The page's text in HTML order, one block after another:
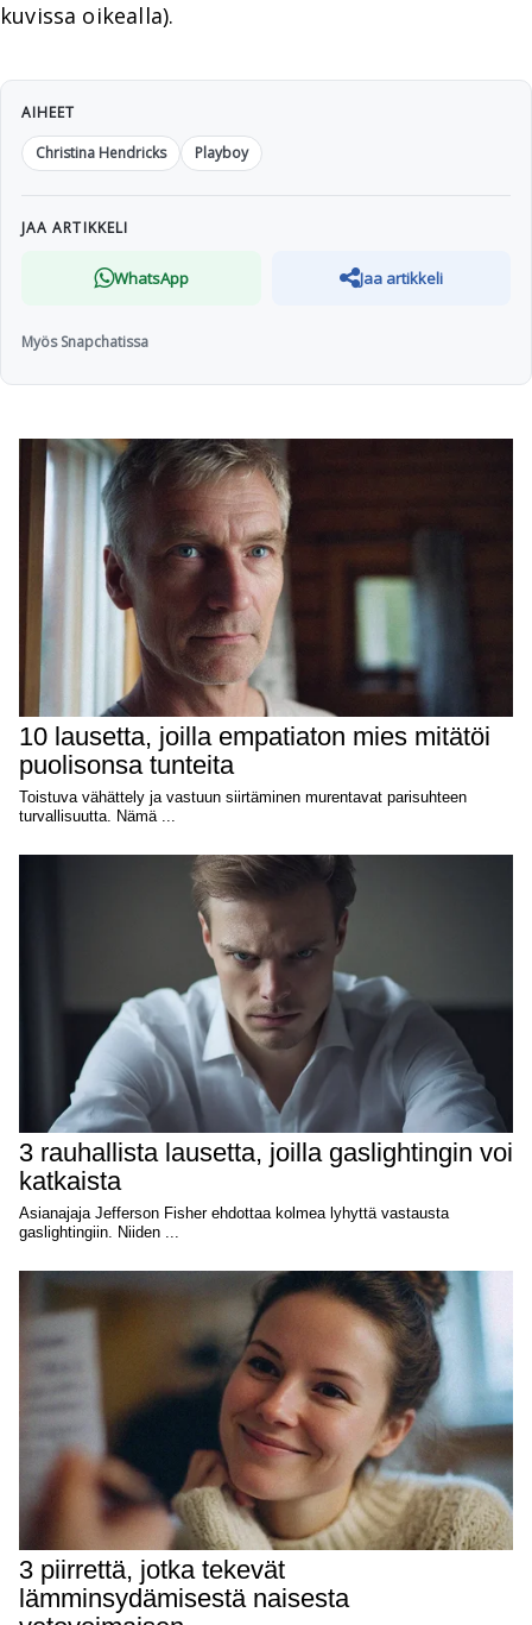
kuvissa oikealla).
AIHEET
Christina Hendricks
Playboy
JAA ARTIKKELI
WhatsApp Jaa artikkeli
Myös Snapchatissa